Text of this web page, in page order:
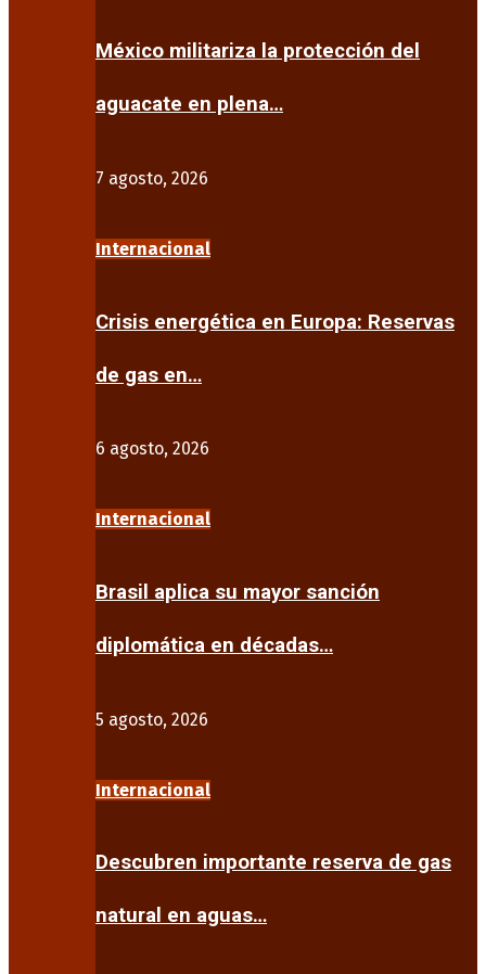
México militariza la protección del
aguacate en plena…
7 agosto, 2026
Internacional
Crisis energética en Europa: Reservas
de gas en…
6 agosto, 2026
Internacional
Brasil aplica su mayor sanción
diplomática en décadas…
5 agosto, 2026
Internacional
Descubren importante reserva de gas
natural en aguas…